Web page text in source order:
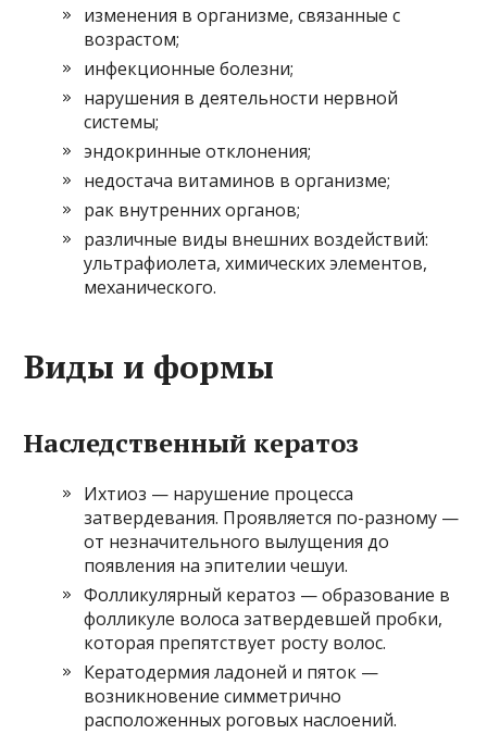
изменения в организме, связанные с
возрастом;
инфекционные болезни;
нарушения в деятельности нервной
системы;
эндокринные отклонения;
недостача витаминов в организме;
рак внутренних органов;
различные виды внешних воздействий:
ультрафиолета, химических элементов,
механического.
Виды и формы
Наследственный кератоз
Ихтиоз — нарушение процесса
затвердевания. Проявляется по-разному —
от незначительного вылущения до
появления на эпителии чешуи.
Фолликулярный кератоз — образование в
фолликуле волоса затвердевшей пробки,
которая препятствует росту волос.
Кератодермия ладоней и пяток —
возникновение симметрично
расположенных роговых наслоений.